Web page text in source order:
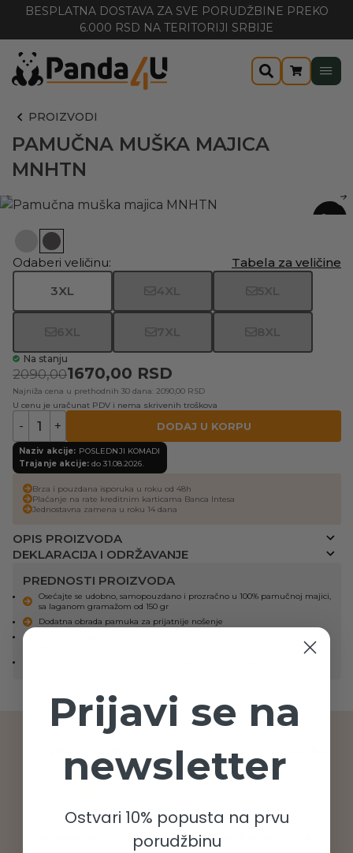
BESPLATNA DOSTAVA ZA SVE PORUDŽBINE PREKO
6.000 RSD NA TERITORIJI SRBIJE
PROIZVODI
PAMUČNA MUŠKA MAJICA
MNHTN
-20%
Odaberi veličinu:
Tabela za veličine
3XL
4XL 5XL
6XL 7XL 8XL
Na stanju
2090,001670,00 RSD
Najniža cena u prethodnih 30 dana: 2090,00 RSD
U cenu je uračunat PDV i nema skrivenih troškova
- + DODAJ U KORPU
Naziv akcije: POSLEDNJI KOMADI
Trajanje akcije:do 31.08.2026.
Brza i pouzdana isporuka u roku od 48h
Plaćanje na rate kreditnim karticama Banca Intesa
Jednostavna zamena u roku 14 dana
OPIS PROIZVODA
DEKLARACIJA I ODRŽAVANJE
PREDNOSTI PROIZVODA
Osećajte se udobno, samopouzdano i prozračno u 100% pamučnoj majici,
sa laganom gramažom od 150 gr
Dodatna obrada pamuka za prijatnije nošenje
Zamena proizvoda Brza dostava do 48h
Prijavi se na
newsletter
Ostvari 10% popusta na prvu
porudžbinu